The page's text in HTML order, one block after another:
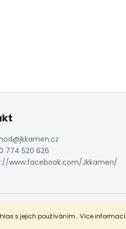
s jejich používáním.. Více informací
@jkkamen.cz
774 520 626
www.facebook.com/Jkkamen/